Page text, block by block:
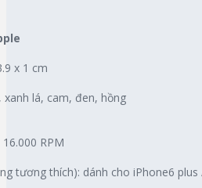
x 1 cm
xanh lá, cam, đen, hồng
RPM
tương thích): dánh cho iPhone6